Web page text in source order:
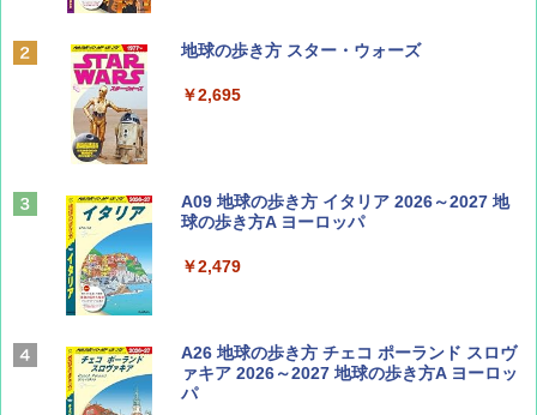
ディズニーファン ２０２６年 ９月号 [雑
山と溪谷 2026年8月号「南アルプス大全」
Coyote No.89 特集 星野道夫 夢見る旅
￥1,540
地球の歩き方 スター・ウォーズ
￥2,695
A09 地球の歩き方 イタリア 2026～2027 地
球の歩き方A ヨーロッパ
￥2,479
A26 地球の歩き方 チェコ ポーランド スロヴ
ァキア 2026～2027 地球の歩き方A ヨーロッ
パ